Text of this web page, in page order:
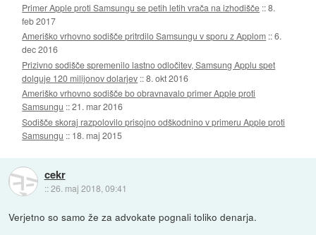
Primer Apple proti Samsungu se petih letih vrača na izhodišče ::8.
feb 2017
Ameriško vrhovno sodišče pritrdilo Samsungu v sporu z Applom ::6.
dec 2016
Prizivno sodišče spremenilo lastno odločitev, Samsung Applu spet
dolguje 120 milijonov dolarjev ::8. okt 2016
Ameriško vrhovno sodišče bo obravnavalo primer Apple proti
Samsungu ::21. mar 2016
Sodišče skoraj razpolovilo prisojno odškodnino v primeru Apple proti
Samsungu :: 18. maj 2015
cekr
::26. maj 2018, 09:41
Verjetno so samo že za advokate pognali toliko denarja.